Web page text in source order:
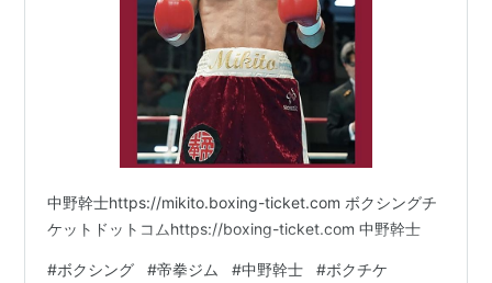
中野幹士https://mikito.boxing-ticket.com ボクシングチ
ケットドットコムhttps://boxing-ticket.com 中野幹士
#ボクシング #帝拳ジム #中野幹士 #ボクチケ